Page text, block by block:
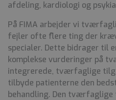
afdeling, kardiologi og
På FIMA arbejder vi
fejler ofte flere ting der
specialer. Dette bidrager til
komplekse vurderinger på
integrerede, tværfaglige
tilbyde patienterne den
behandling. Den tværfaglige